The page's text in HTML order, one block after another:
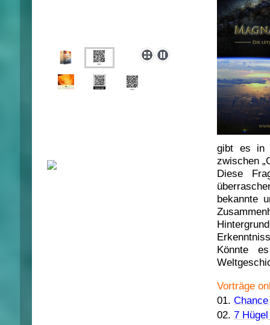
gibt es in
zwischen
Diese
bekannte
Könnte
Vorträge
01.
02. 7